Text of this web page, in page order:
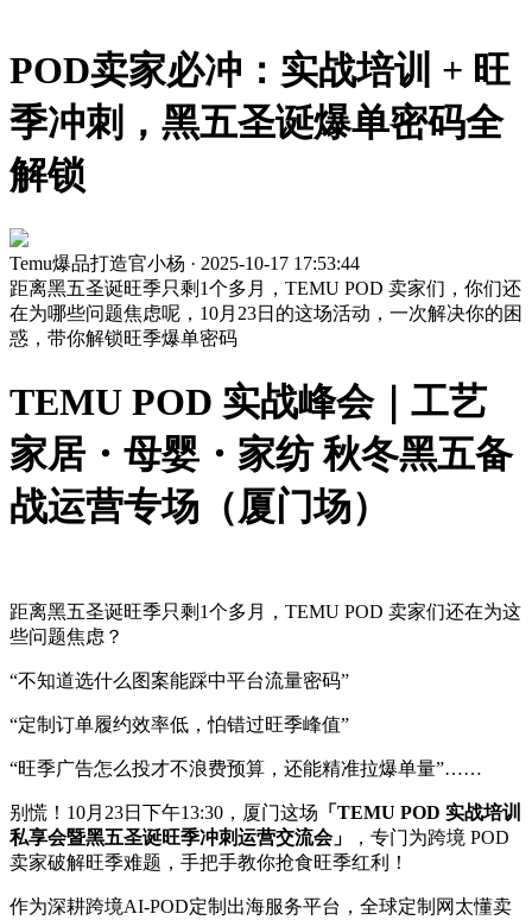
POD卖家必冲：实战培训 + 旺
季冲刺，黑五圣诞爆单密码全
解锁
Temu爆品打造官小杨 · 2025-10-17 17:53:44
距离黑五圣诞旺季只剩1个多月，TEMU POD 卖家们，你们还
在为哪些问题焦虑呢，10月23日的这场活动，一次解决你的困
惑，带你解锁旺季爆单密码
TEMU POD 实战峰会｜工艺
家居・母婴・家纺 秋冬黑五备
战运营专场（厦门场）
距离黑五圣诞旺季只剩1个多月，TEMU POD 卖家们还在为这
些问题焦虑？
“不知道选什么图案能踩中平台流量密码”
“定制订单履约效率低，怕错过旺季峰值”
“旺季广告怎么投才不浪费预算，还能精准拉爆单量”……
别慌！10月23日下午13:30，厦门这场 「TEMU POD 实战培训
私享会暨黑五圣诞旺季冲刺运营交流会」
，专门为跨境 POD
卖家破解旺季难题，手把手教你抢食旺季红利！
作为深耕跨境AI-POD定制出海服务平台，全球定制网太懂卖